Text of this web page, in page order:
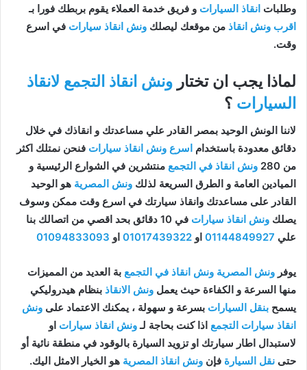
وطلبات انقاذ السيارات و فريق خدمة العملاء يقوم بربطك فورا بـ
اقرب ونش انقاذ من موقعك ليصلك ونش انقاذ سيارات في اسرع
وقت.
لماذا يجب ان تختار ونش انقاذ التجمع لانقاذ
السيارات ؟
لاننا الونش الوحيد بمصر القادر علي مساعدتك و انقاذك في خلال
دقائق معدودة باستخدام اسرع ونش انقاذ سيارات فنحن نمتلك اكثر
من 280
ونش انقاذ في التجمع منتشرين في الشوارع الرئيسية و
الميادين العامة و الطرق السريعة لذلك ونش المصرية هو الوحيد
القادر على مساعدتك وانقاذ سيارتك في اسرع وقت ممكن وسوف
يصلك ونش انقاذ سيارات
في 10 دقائق بحد اقصي من اتصالك بنا
علي 01144849927 او 01017439322 او 01094833093
يوفر ونش المصرية ونش انقاذ في التجمع بة العديد من المميزات
منها السرعة و الكفاءة حيث يعمل ونش الانقاذ بنظام هيدروليكي
يسمح بنقل السيارات بسرعة و سهولة ، يمكنك الاعتماد على ونش
انقاذ سيارات التجمع اذا كنت بحاجة لـونش انقاذ سيارات او
لاستبدال اطار سيارتك او تزويد السيارة بالوقود في منطقة نائية أو
حتى نقل السيارة فإن ونش انقاذ المصرية هو الخيار الامثل اليك.